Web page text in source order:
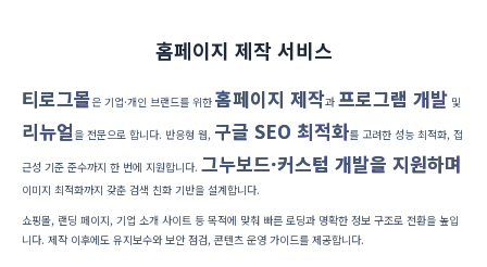
홈페이지 제작 서비스
티로그몰은 기업·개인 브랜드를 위한 홈페이지 제작과 프로그램 개발 및
리뉴얼 을 전문으로 합니다. 반응형 웹, 구글 SEO 최적화를 고려한 성능 최적화, 접
근성 기준 준수까지 한 번에 지원합니다. 그누보드·커스텀 개발을 지원하며
이미지 최적화까지 갖춘 검색 친화 기반을 설계합니다.
쇼핑몰, 랜딩 페이지, 기업 소개 사이트 등 목적에 맞춰 빠른 로딩과 명확한 정보 구조로 전환을 높입
니다. 제작 이후에도 유지보수와 보안 점검, 콘텐츠 운영 가이드를 제공합니다.